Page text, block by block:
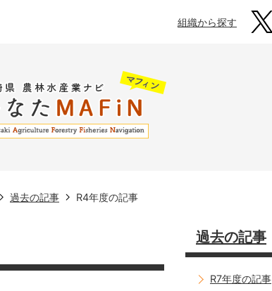
組織から探す
過去の記事 R4年度の記事
過去の記事
R7年度の記事